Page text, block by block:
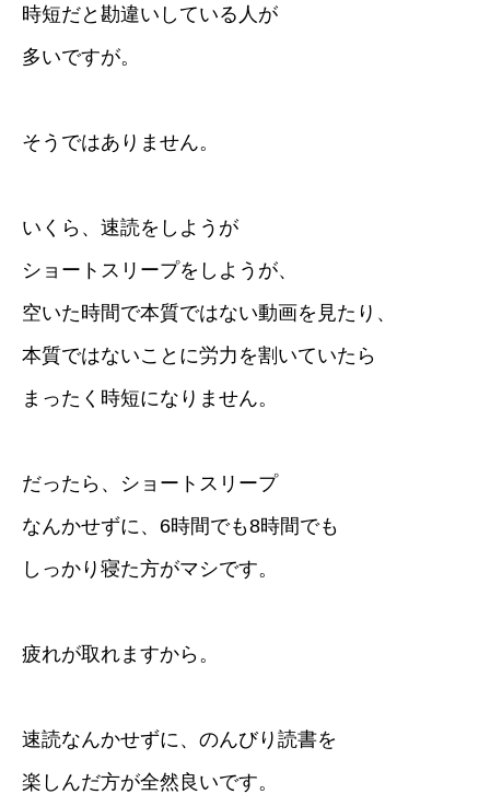
時短だと勘違いしている人が
多いですが。
そうではありません。
いくら、速読をしようが
ショートスリープをしようが、
空いた時間で本質ではない動画を見たり、
本質ではないことに労力を割いていたら
まったく時短になりません。
だったら、ショートスリープ
なんかせずに、6時間でも8時間でも
しっかり寝た方がマシです。
疲れが取れますから。
速読なんかせずに、のんびり読書を
楽しんだ方が全然良いです。